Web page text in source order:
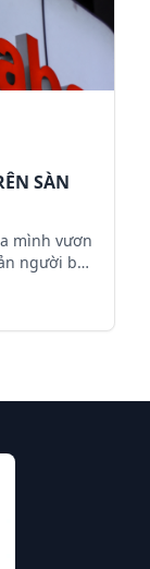
SÀN
mình vươn
người bán
năng
ra thế